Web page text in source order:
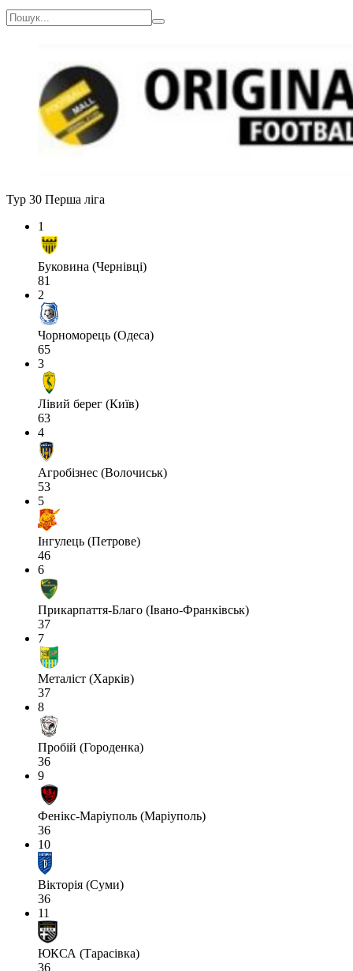
Тур 30 Перша ліга
1
Буковина (Чернівці)
81
2
Чорноморець (Одеса)
65
3
Лівий берег (Київ)
63
4
Агробізнес (Волочиськ)
53
5
Інгулець (Петрове)
46
6
Прикарпаття-Благо (Івано-Франківськ)
37
7
Металіст (Харків)
37
8
Пробій (Городенка)
36
9
Фенікс-Маріуполь (Маріуполь)
36
10
Вікторія (Суми)
36
11
ЮКСА (Тарасівка)
36